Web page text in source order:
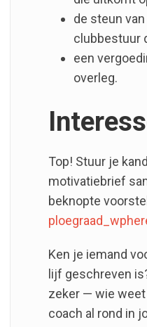
de steun
clubbestuur
een
overleg.
Top! Stuur je
motivatiebrief
beknopte
Ken je iemand
lijf geschreven
zeker — wie
coach al rond in